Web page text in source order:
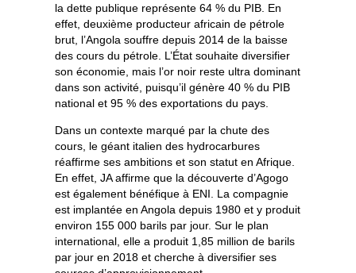
la dette publique représente 64 % du PIB. En
effet, deuxième producteur africain de pétrole
brut, l’Angola souffre depuis 2014 de la baisse
des cours du pétrole. L’État souhaite diversifier
son économie, mais l’or noir reste ultra dominant
dans son activité, puisqu’il génère 40 % du PIB
national et 95 % des exportations du pays.
Dans un contexte marqué par la chute des
cours, le géant italien des hydrocarbures
réaffirme ses ambitions et son statut en Afrique.
En effet, JA affirme que la découverte d’Agogo
est également bénéfique à ENI. La compagnie
est implantée en Angola depuis 1980 et y produit
environ 155 000 barils par jour. Sur le plan
international, elle a produit 1,85 million de barils
par jour en 2018 et cherche à diversifier ses